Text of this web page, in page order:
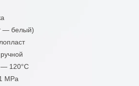
— белый)
— 120°C
MPa